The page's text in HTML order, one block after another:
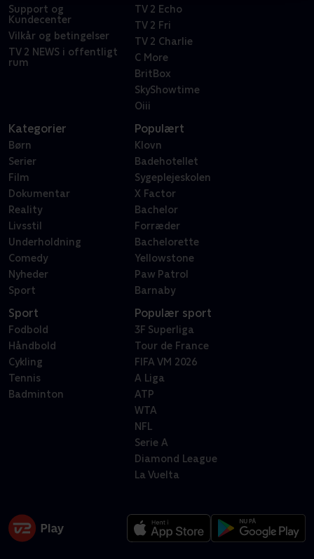
Support og
Kundecenter
Vilkår og betingelser
TV 2 NEWS i offentligt
rum
TV 2 Echo
TV 2 Fri
TV 2 Charlie
C More
BritBox
SkyShowtime
Oiii
Kategorier
Børn
Serier
Film
Dokumentar
Reality
Livsstil
Underholdning
Comedy
Nyheder
Sport
Populært
Klovn
Badehotellet
Sygeplejeskolen
X Factor
Bachelor
Forræder
Bachelorette
Yellowstone
Paw Patrol
Barnaby
Sport
Fodbold
Håndbold
Cykling
Tennis
Badminton
Populær sport
3F Superliga
Tour de France
FIFA VM 2026
A Liga
ATP
WTA
NFL
Serie A
Diamond League
La Vuelta